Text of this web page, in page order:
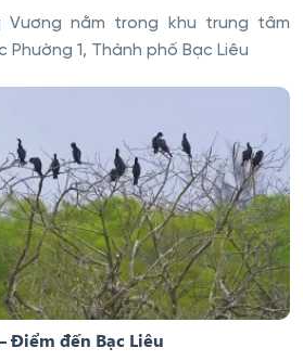
Vương nằm trong khu trung tâm
Phường 1, Thành phố Bạc Liêu
Điểm đến Bạc Liêu